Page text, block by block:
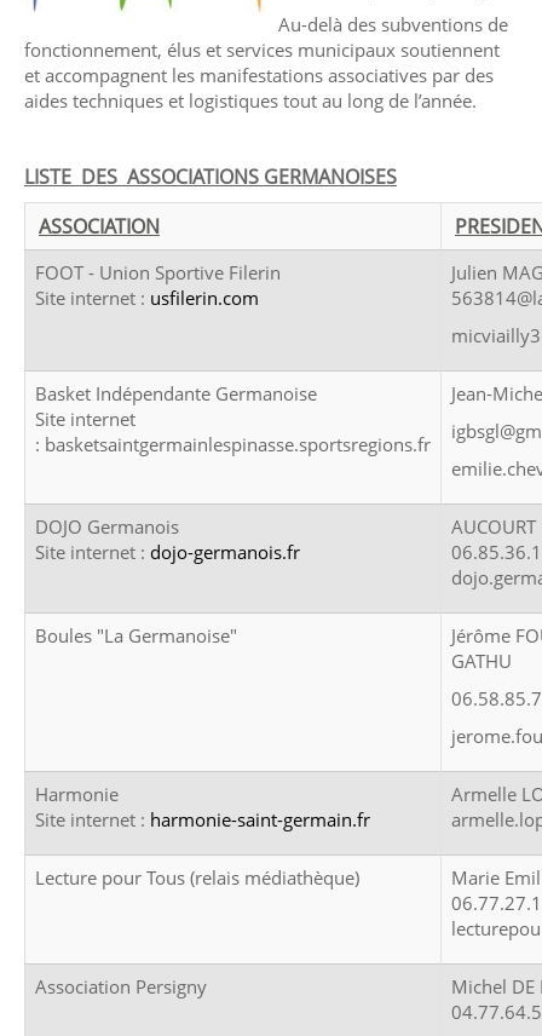
Au-delà des subventions de
fonctionnement, élus et services municipaux soutiennent
et accompagnent les manifestations associatives par des
aides techniques et logistiques tout au long de l’année.
LISTE DES ASSOCIATIONS GERMANOISES
ASSOCIATION
FOOT - Union Sportive Filerin
Site internet : usfilerin.com
Julien
Basket Indépendante Germanoise
Site internet
: basketsaintgermainlespinasse.sportsregions.fr
Jean-
DOJO Germanois
Site internet : dojo-germanois.fr
Boules "La Germanoise"
Jérôme
GATHU
Harmonie
Site internet : harmonie-saint-germain.fr
Armelle
Lecture pour Tous (relais médiathèque)
Marie
Association Persigny
Michel DE